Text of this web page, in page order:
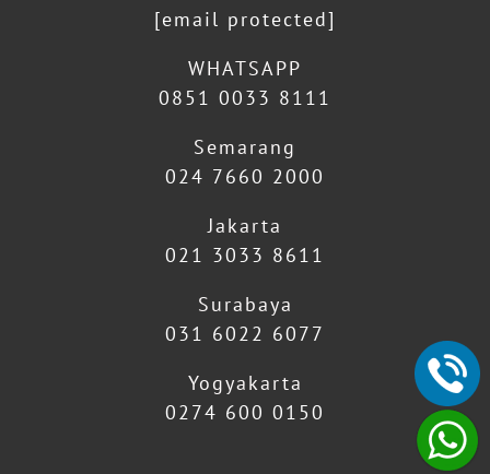
[email protected]
WHATSAPP
0851 0033 8111
Semarang
024 7660 2000
Jakarta
021 3033 8611
Surabaya
031 6022 6077
Yogyakarta
0274 600 0150